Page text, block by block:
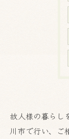
故人様の暮らし
川市で行い、ご